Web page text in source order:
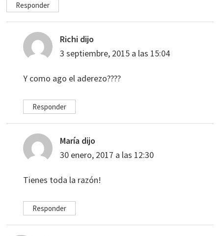
Responder
Richi dijo
3 septiembre, 2015 a las 15:04
Y como ago el aderezo????
Responder
María dijo
30 enero, 2017 a las 12:30
Tienes toda la razón!
Responder